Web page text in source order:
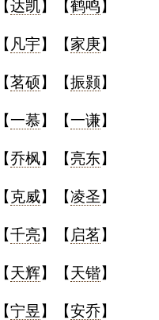
达凯】【鹤鸣】
凡宇】【家庚】
茗硕 】【振颢】
一慕】【一谦】
乔枫】【亮东】
克威】【凌圣】
千亮】【 启茗】
天辉】【天锴】
宁昱】【安乔】